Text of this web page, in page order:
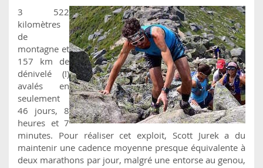
3 522
kilomètres
de
montagne et
157 km de
dénivelé (!)
avalés en
seulement
46 jours, 8
heures et 7
minutes. Pour réaliser cet exploit, Scott Jurek a du
maintenir une cadence moyenne presque équivalente à
deux marathons par jour, malgré une entorse au genou,